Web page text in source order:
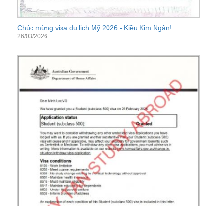
Chúc mừng visa du lịch Mỹ 2026 - Kiều Kim Ngân!
26/03/2026